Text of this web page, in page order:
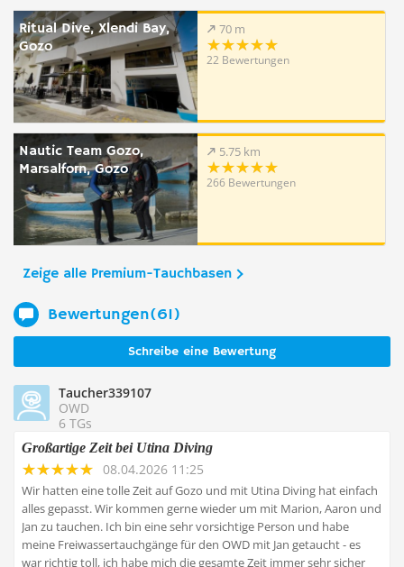
Ritual Dive, Xlendi Bay,
Gozo
70 m
22 Bewertungen
Nautic Team Gozo,
Marsalforn, Gozo
5.75 km
266 Bewertungen
Zeige alle Premium-Tauchbasen
Bewertungen(61)
Schreibe eine Bewertung
Taucher339107
OWD
6 TGs
Großartige Zeit bei Utina Diving
08.04.2026 11:25
Wir hatten eine tolle Zeit auf Gozo und mit Utina Diving hat einfach
alles gepasst. Wir kommen gerne wieder um mit Marion, Aaron und
Jan zu tauchen. Ich bin eine sehr vorsichtige Person und habe
meine Freiwassertauchgänge für den OWD mit Jan getaucht - es
war richtig toll, ich habe mich die gesamte Zeit immer sehr sicher